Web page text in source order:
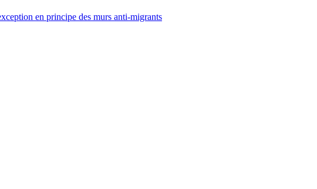
en principe des murs anti-migrants